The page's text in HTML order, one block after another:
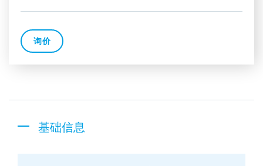
询价
基础信息